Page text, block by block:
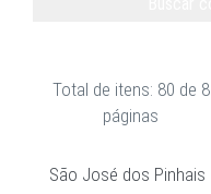
Total de itens: 80 de 8
páginas
São José dos Pinhais